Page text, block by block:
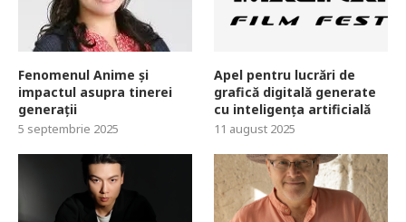
Fenomenul Anime și
impactul asupra tinerei
generații
5 septembrie 2025
Apel pentru lucrări de
grafică digitală generate
cu inteligența artificială
11 august 2025